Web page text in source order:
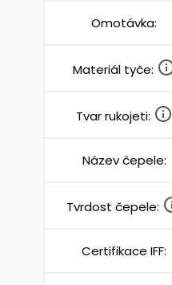
Omotávka:
Materiál tyče:
Tvar rukojeti:
Název čepele:
Tvrdost čepele:
Certifikace IFF: